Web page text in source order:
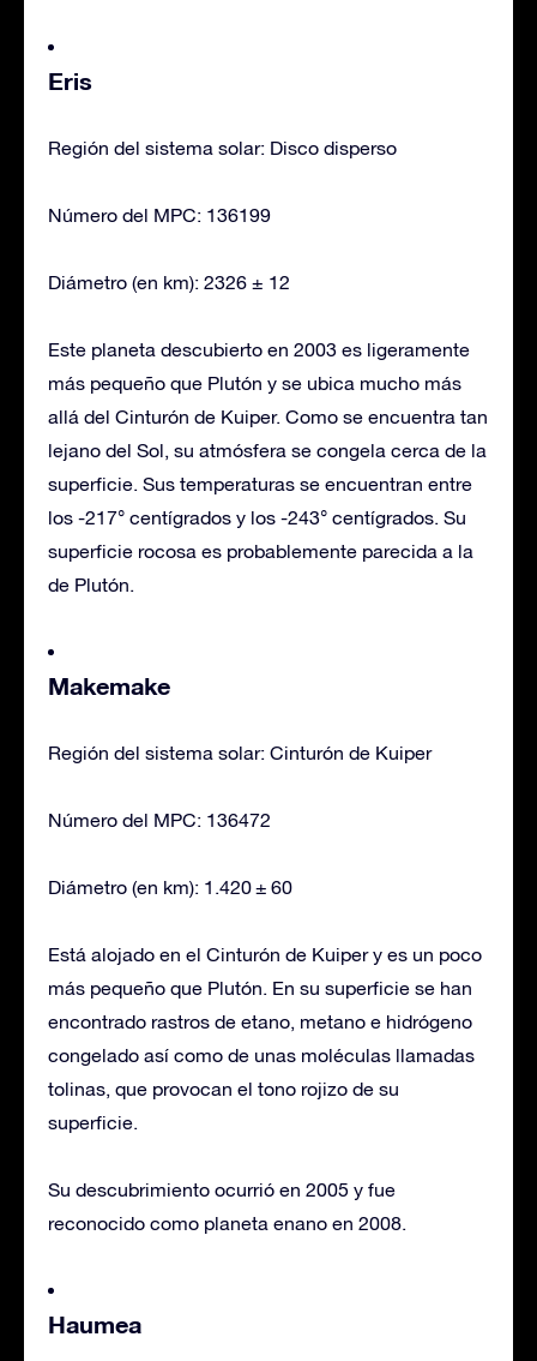
Eris
Región del sistema solar: Disco disperso
Número del MPC: 136199
Diámetro (en km): 2326 ± 12
Este planeta descubierto en 2003 es ligeramente
más pequeño que Plutón y se ubica mucho más
allá del Cinturón de Kuiper. Como se encuentra tan
lejano del Sol, su atmósfera se congela cerca de la
superficie. Sus temperaturas se encuentran entre
los -217° centígrados y los -243° centígrados. Su
superficie rocosa es probablemente parecida a la
de Plutón.
Makemake
Región del sistema solar: Cinturón de Kuiper
Número del MPC: 136472
Diámetro (en km): 1.420 ± 60
Está alojado en el Cinturón de Kuiper y es un poco
más pequeño que Plutón. En su superficie se han
encontrado rastros de etano, metano e hidrógeno
congelado así como de unas moléculas llamadas
tolinas, que provocan el tono rojizo de su
superficie.
Su descubrimiento ocurrió en 2005 y fue
reconocido como planeta enano en 2008.
Haumea